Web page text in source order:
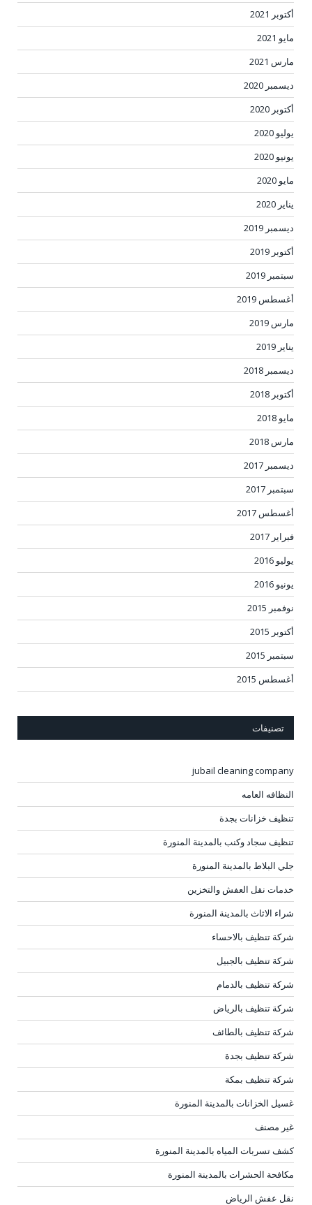
أكتوبر 2021
مايو 2021
مارس 2021
ديسمبر 2020
أكتوبر 2020
يوليو 2020
يونيو 2020
مايو 2020
يناير 2020
ديسمبر 2019
أكتوبر 2019
سبتمبر 2019
أغسطس 2019
مارس 2019
يناير 2019
ديسمبر 2018
أكتوبر 2018
مايو 2018
مارس 2018
ديسمبر 2017
سبتمبر 2017
أغسطس 2017
فبراير 2017
يوليو 2016
يونيو 2016
نوفمبر 2015
أكتوبر 2015
سبتمبر 2015
أغسطس 2015
تصنيفات
jubail cleaning company
النظافه العامه
تنظيف خزانات بجدة
تنظيف سجاد وكنب بالمدينة المنورة
جلي البلاط بالمدينة المنورة
خدمات نقل العفش والتخزين
شراء الاثاث بالمدينة المنورة
شركة تنظيف بالاحساء
شركة تنظيف بالجبيل
شركة تنظيف بالدمام
شركة تنظيف بالرياض
شركة تنظيف بالطائف
شركة تنظيف بجدة
شركة تنظيف بمكة
غسيل الخزانات بالمدينة المنورة
غير مصنف
كشف تسربات المياه بالمدينة المنورة
مكافحة الحشرات بالمدينة المنورة
نقل عفش الرياض